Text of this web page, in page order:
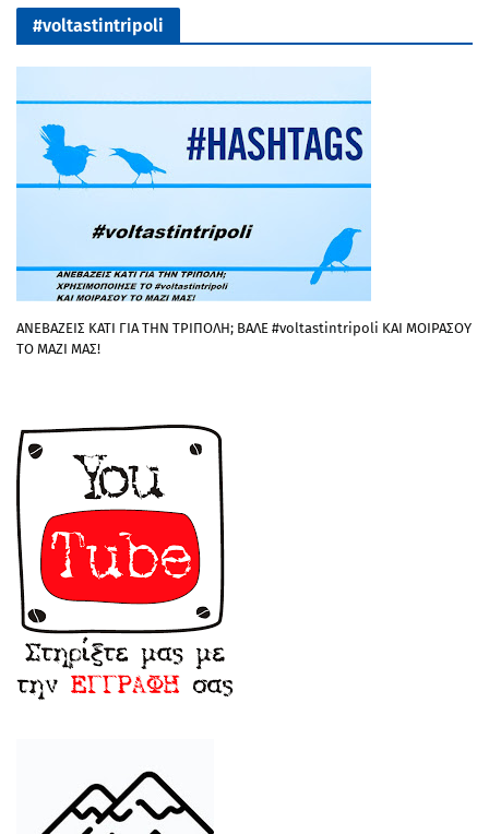
#voltastintripoli
ΑΝΕΒΑΖΕΙΣ ΚΑΤΙ ΓΙΑ ΤΗΝ ΤΡΙΠΟΛΗ; ΒΑΛΕ #voltastintripoli ΚΑΙ ΜΟΙΡΑΣΟΥ
ΤΟ ΜΑΖΙ ΜΑΣ!